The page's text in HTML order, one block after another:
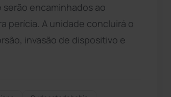
encaminhados ao
perícia. A unidade concluirá o
invasão de dispositivo e